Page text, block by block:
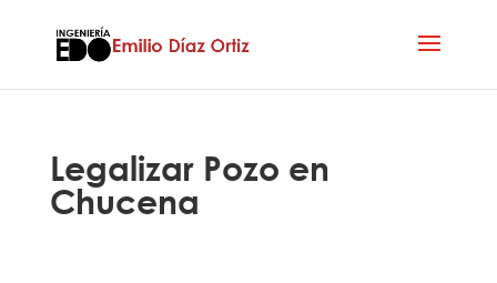
Legalizar Pozo en
Chucena